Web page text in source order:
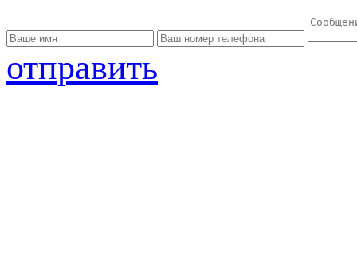
отправить